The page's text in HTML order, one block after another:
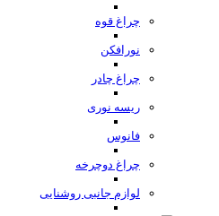
چراغ قوه
نورافکن
چراغ چادر
ریسه نوری
فانوس
چراغ دوچرخه
لوازم جانبی روشنایی